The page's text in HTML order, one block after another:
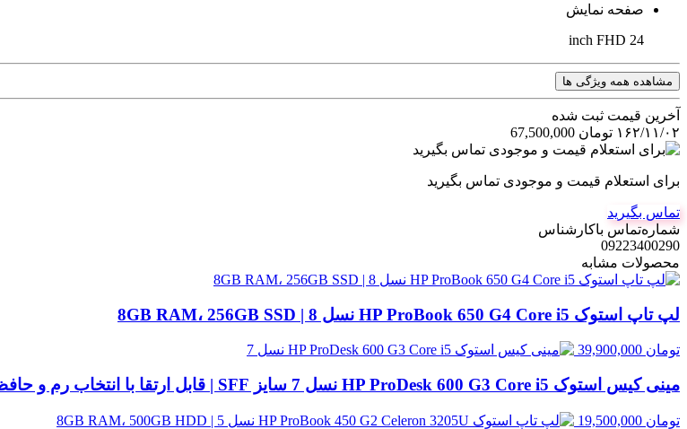
صفحه نمایش
24 inch FHD
مشاهده همه ویژگی ها
آخرین‌ قیمت ثبت‌ شده
۱۶۲/۱۱/۰۲ تومان
برای استعلام قیمت و موجودی تماس بگیرید
تماس بگیرید
شماره‌تماس‌ با‌کارشناس
09223400290
محصولات مشابه
لپ تاپ استوک HP ProBook 650 G4 Core i5 نسل 8 | 8GB RAM، 256GB SSD
تومان
مینی کیس استوک HP ProDesk 600 G3 Core i5 نسل 7 سایز SFF | قابل ارتقا با انتخاب رم و حافظه
تومان